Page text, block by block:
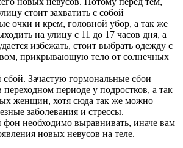
стоит захватить с собой
очки и крем, головной убор, а так же
на улицу с 11 до 17 часов дня, а
избежать, стоит выбрать одежду с
прикрывающую тело от солнечных
Зачастую гормональные сбои
периоде у подростков, а так
женщин, хотя сюда так же можно
заболевания и стрессы.
необходимо выравнивать, иначе вам
новых невусов на теле.